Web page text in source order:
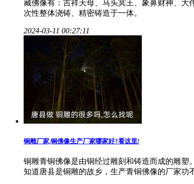
藏佛像有：吉祥天母、马头冥王、象鼻财神、
次性整体浇铸、精密铸造于一体。
2024-03-11 00:27:11
铜雕厂家,铜佛像生产厂家哪家好?看这里!
铜雕青铜佛像是由铜经过雕刻和铸造而成的雕
知道唐县是铜雕的故乡，生产青铜佛像的厂家功